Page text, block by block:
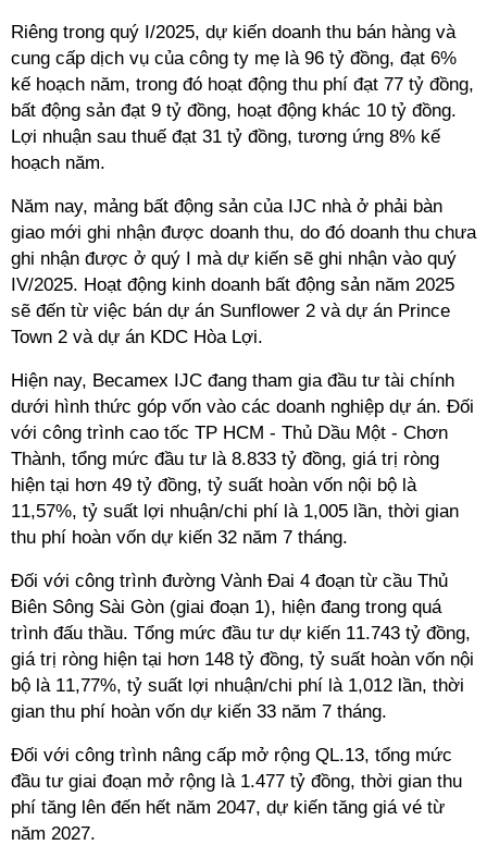
Riêng trong quý I/2025, dự kiến doanh thu bán hàng và
cung cấp dịch vụ của công ty mẹ là 96 tỷ đồng, đạt 6%
kế hoạch năm, trong đó hoạt động thu phí đạt 77 tỷ đồng,
bất động sản đạt 9 tỷ đồng, hoạt động khác 10 tỷ đồng.
Lợi nhuận sau thuế đạt 31 tỷ đồng, tương ứng 8% kế
hoạch năm.
Năm nay, mảng bất động sản của IJC nhà ở phải bàn
giao mới ghi nhận được doanh thu, do đó doanh thu chưa
ghi nhận được ở quý I mà dự kiến sẽ ghi nhận vào quý
IV/2025. Hoạt động kinh doanh bất động sản năm 2025
sẽ đến từ việc bán dự án Sunflower 2 và dự án Prince
Town 2 và dự án KDC Hòa Lợi.
Hiện nay, Becamex IJC đang tham gia đầu tư tài chính
dưới hình thức góp vốn vào các doanh nghiệp dự án. Đối
với công trình cao tốc TP HCM - Thủ Dầu Một - Chơn
Thành, tổng mức đầu tư là 8.833 tỷ đồng, giá trị ròng
hiện tại hơn 49 tỷ đồng, tỷ suất hoàn vốn nội bộ là
11,57%, tỷ suất lợi nhuận/chi phí là 1,005 lần, thời gian
thu phí hoàn vốn dự kiến 32 năm 7 tháng.
Đối với công trình đường Vành Đai 4 đoạn từ cầu Thủ
Biên Sông Sài Gòn (giai đoạn 1), hiện đang trong quá
trình đấu thầu. Tổng mức đầu tư dự kiến 11.743 tỷ đồng,
giá trị ròng hiện tại hơn 148 tỷ đồng, tỷ suất hoàn vốn nội
bộ là 11,77%, tỷ suất lợi nhuận/chi phí là 1,012 lần, thời
gian thu phí hoàn vốn dự kiến 33 năm 7 tháng.
Đối với công trình nâng cấp mở rộng QL.13, tổng mức
đầu tư giai đoạn mở rộng là 1.477 tỷ đồng, thời gian thu
phí tăng lên đến hết năm 2047, dự kiến tăng giá vé từ
năm 2027.